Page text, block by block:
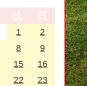
土
日
1
2
8
9
15
16
22
23